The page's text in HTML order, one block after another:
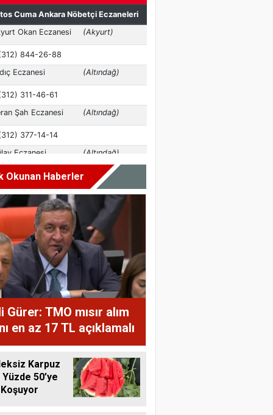
Okunan Haberler
Gürer: TMO mısır alım
en az 17 TL açıklamalı
Karpuz
Yüzde 50’ye